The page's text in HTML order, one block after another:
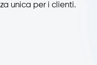
unica per i clienti.